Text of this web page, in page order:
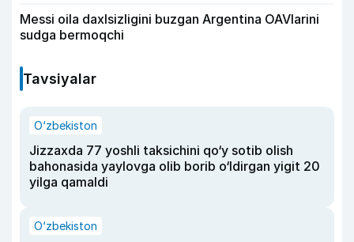
Messi oila daxlsizligini buzgan Argentina OAVlarini
sudga bermoqchi
Tavsiyalar
O‘zbekiston
Jizzaxda 77 yoshli taksichini qo‘y sotib olish
bahonasida yaylovga olib borib o‘ldirgan yigit 20
yilga qamaldi
O‘zbekiston